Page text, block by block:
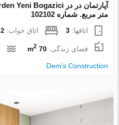
متر مربع. شماره 102102
اتاقها:3 اتاق خواب:2
فضای زندگی:70 m
2
Dem's Construction